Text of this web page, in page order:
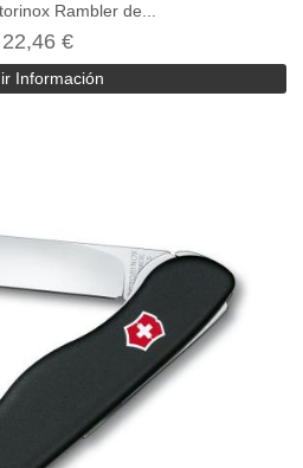
Rambler de...
22,46 €
Información